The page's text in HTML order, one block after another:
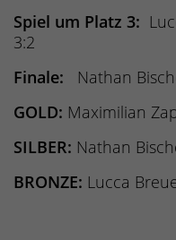
Spiel um Platz 3:
3:2
Finale:
Nathan
GOLD: Maximilian
SILBER: Nathan
BRONZE: Lucca